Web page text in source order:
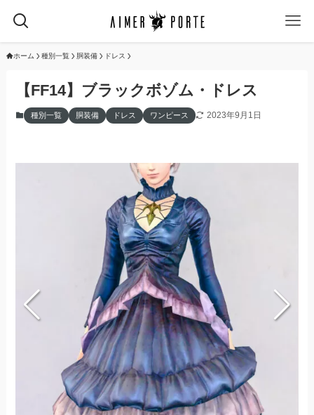
ホーム 種別一覧 胴装備 ドレス
【FF14】ブラックボゾム・ドレス
種別一覧 胴装備 ドレス ワンピース 2023年9月1日